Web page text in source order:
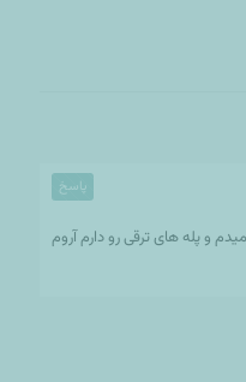
و پله های ترقی رو دارم آروم
پاسخ